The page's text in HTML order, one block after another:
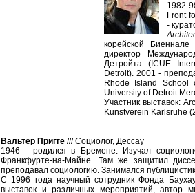
1982-
Front
-
корейской
директор
Детройта (ICUE
Detroit). 2001 -
Rhode Island School
University of Detroit
Участник выставок:
Kunstverein Karlsruhe
Вальтер Пригге ///Социолог, Дессау
1946 - родился в Бремене. Изучал
Франкфурте-на-Майне. Там же защитил
преподавал социологию. Занимался
C 1996 года научный сотрудник Фонда
выставок и различных мероприятий, автор